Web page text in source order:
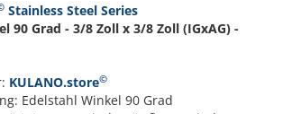
Stainless Steel Series
90 Grad - 3/8 Zoll x 3/8 Zoll (IGxAG) -
KULANO.store©
Edelstahl Winkel 90 Grad